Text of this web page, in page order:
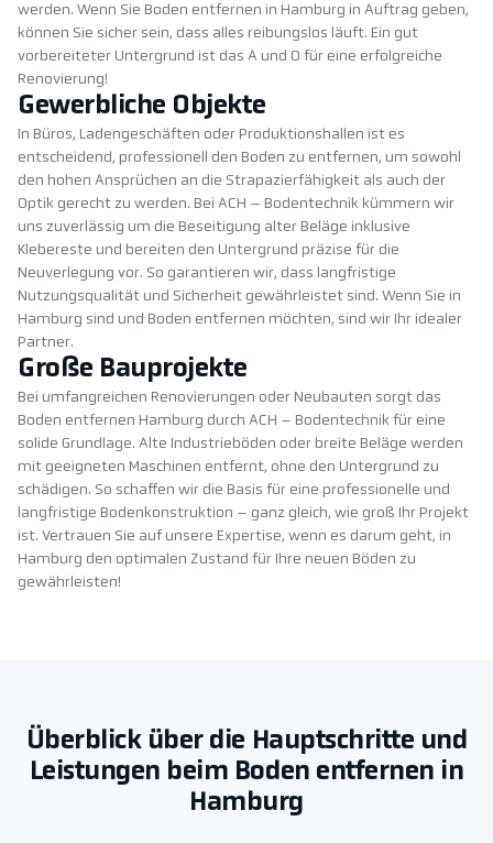
werden. Wenn Sie Boden entfernen in Hamburg in Auftrag geben,
können Sie sicher sein, dass alles reibungslos läuft. Ein gut
vorbereiteter Untergrund ist das A und O für eine erfolgreiche
Renovierung!
Gewerbliche Objekte
In Büros, Ladengeschäften oder Produktionshallen ist es
entscheidend, professionell den Boden zu entfernen, um sowohl
den hohen Ansprüchen an die Strapazierfähigkeit als auch der
Optik gerecht zu werden. Bei ACH – Bodentechnik kümmern wir
uns zuverlässig um die Beseitigung alter Beläge inklusive
Klebereste und bereiten den Untergrund präzise für die
Neuverlegung vor. So garantieren wir, dass langfristige
Nutzungsqualität und Sicherheit gewährleistet sind. Wenn Sie in
Hamburg sind und Boden entfernen möchten, sind wir Ihr idealer
Partner.
Große Bauprojekte
Bei umfangreichen Renovierungen oder Neubauten sorgt das
Boden entfernen Hamburg durch ACH – Bodentechnik für eine
solide Grundlage. Alte Industrieböden oder breite Beläge werden
mit geeigneten Maschinen entfernt, ohne den Untergrund zu
schädigen. So schaffen wir die Basis für eine professionelle und
langfristige Bodenkonstruktion – ganz gleich, wie groß Ihr Projekt
ist. Vertrauen Sie auf unsere Expertise, wenn es darum geht, in
Hamburg den optimalen Zustand für Ihre neuen Böden zu
gewährleisten!
Überblick über die Hauptschritte und
Leistungen beim Boden entfernen in
Hamburg